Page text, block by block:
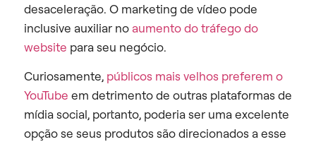
desaceleração. O marketing de vídeo pode
inclusive auxiliar no aumento do tráfego do
website para seu negócio.
Curiosamente, públicos mais velhos preferem o
YouTube em detrimento de outras plataformas de
mídia social, portanto, poderia ser uma excelente
opção se seus produtos são direcionados a esse